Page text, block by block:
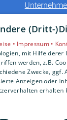
Kontakt
(Dritt-
• Impressum •
mit Hilfe
werden, z.B.
Zwecke, ggf.
Anzeigen oder
erhalten